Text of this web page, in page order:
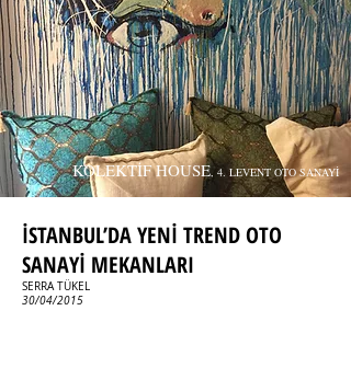
KOLEKTİF HOUSE, 4. LEVENT OTO SANAYİ
İSTANBUL’DA YENİ TREND OTO
SANAYİ MEKANLARI
SERRA TÜKEL
30/04/2015